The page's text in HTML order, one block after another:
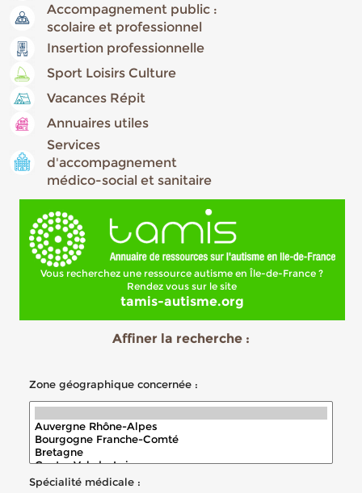
Accompagnement public :
scolaire et professionnel
Insertion professionnelle
Sport Loisirs Culture
Vacances Répit
Annuaires utiles
Services
d'accompagnement
médico-social et sanitaire
Vous recherchez une ressource autisme en Île-de-France ?
Rendez vous sur le site
tamis-autisme.org
Affiner la recherche :
Zone géographique concernée :
Spécialité médicale :